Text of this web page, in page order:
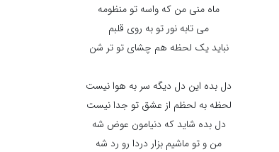
ماه منی من که واسه تو منظومه
می تابه نور تو به روی قلبم
نباید یک لحظه هم چشای تو تر شن
دل بده این دل دیگه سر به هوا نیست
لحظه به لحظم از عشق تو جدا نیست
دل بده شاید که دنیامون عوض شه
من و تو ماشیم بزار دردا رو رد شه